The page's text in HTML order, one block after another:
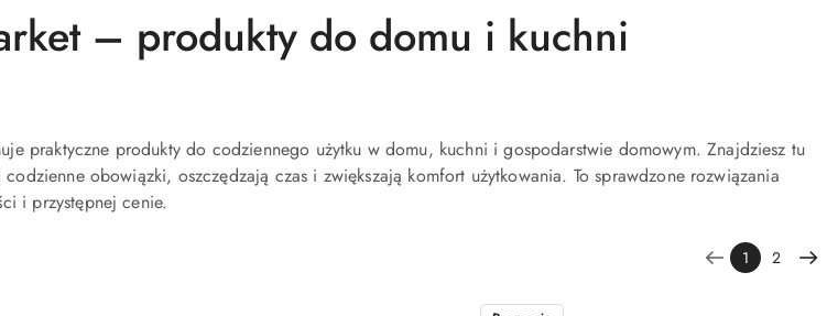
– produkty do domu i kuchni
praktyczne produkty do codziennego użytku w domu, kuchni i gospodarstwie domowym. Znajdziesz tu
codzienne obowiązki, oszczędzają czas i zwiększają komfort użytkowania. To sprawdzone rozwiązania
i przystępnej cenie.
1 2